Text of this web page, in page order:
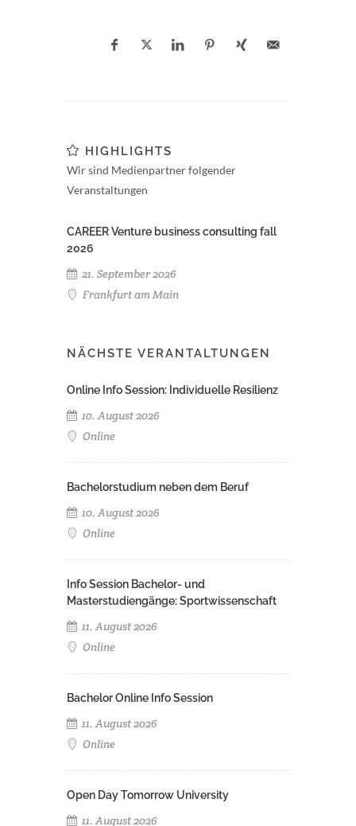
HIGHLIGHTS
Wir sind Medienpartner folgender
Veranstaltungen
CAREER Venture business consulting fall
2026
21. September 2026
Frankfurt am Main
NÄCHSTE VERANTALTUNGEN
Online Info Session: Individuelle Resilienz
10. August 2026
Online
Bachelorstudium neben dem Beruf
10. August 2026
Online
Info Session Bachelor- und
Masterstudiengänge: Sportwissenschaft
11. August 2026
Online
Bachelor Online Info Session
11. August 2026
Online
Open Day Tomorrow University
11. August 2026